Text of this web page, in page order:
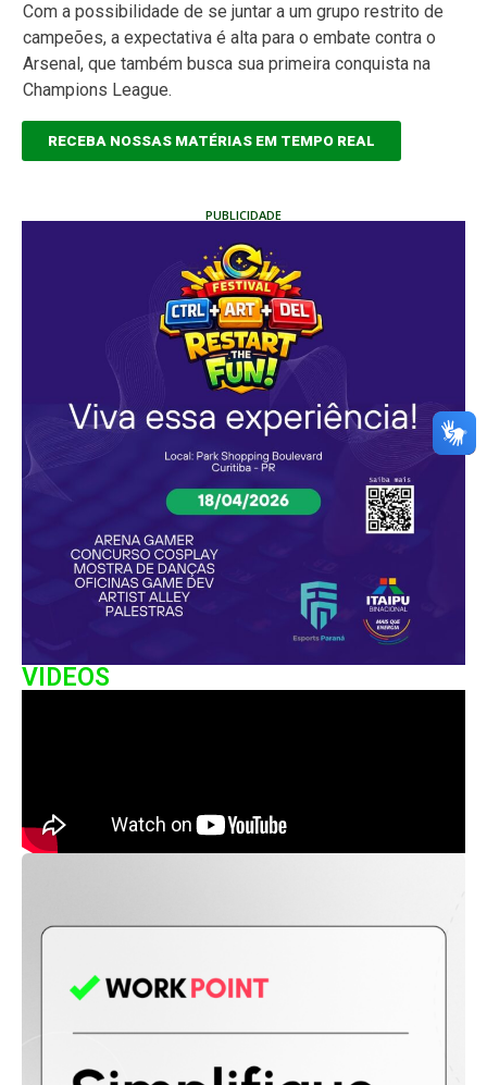
Com a possibilidade de se juntar a um grupo restrito de
campeões, a expectativa é alta para o embate contra o
Arsenal, que também busca sua primeira conquista na
Champions League.
RECEBA NOSSAS MATÉRIAS EM TEMPO REAL
PUBLICIDADE
VIDEOS